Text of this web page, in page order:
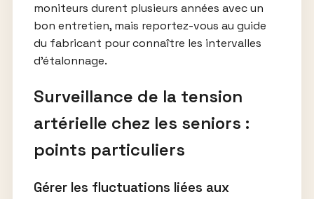
moniteurs durent plusieurs années avec un
bon entretien, mais reportez-vous au guide
du fabricant pour connaître les intervalles
d’étalonnage.
Surveillance de la tension
artérielle chez les seniors :
points particuliers
Gérer les fluctuations liées aux